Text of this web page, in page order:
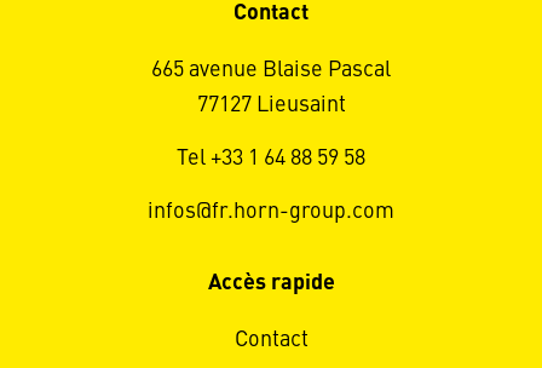
Contact
665 avenue Blaise Pascal
77127 Lieusaint
Tel +33 1 64 88 59 58
infos@fr.horn-group.com
Accès rapide
Contact